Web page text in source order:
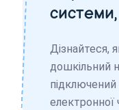
Дізнайтеся,
дошкільний
електронної